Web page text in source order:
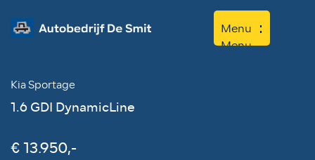
Menu
Menu
Kia Sportage
1.6 GDI DynamicLine
€ 13.950,-